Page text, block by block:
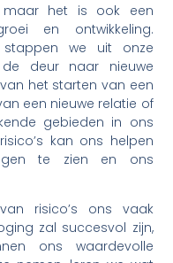
maar het is ook een
en ontwikkeling.
stappen we uit onze
deur naar nieuwe
het starten van een
een nieuwe relatie of
gebieden in ons
kan ons helpen
te zien en ons
risico’s ons vaak
zal succesvol zijn,
ons waardevolle